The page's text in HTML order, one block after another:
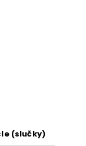
(slučky)